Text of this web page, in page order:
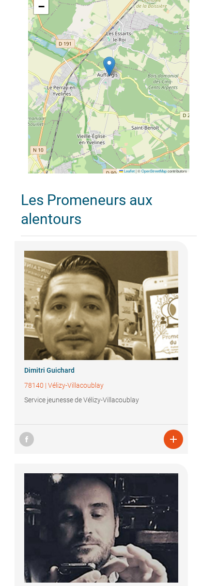
−
Leaflet |©OpenStreetMapcontributors
Les Promeneurs aux
alentours
Dimitri Guichard
78140 | Vélizy-Villacoublay
Service jeunesse de Vélizy-Villacoublay
